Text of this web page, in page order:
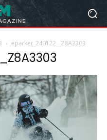
eparker_240122__Z8A3303